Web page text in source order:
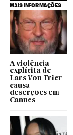
MAIS INFORMAÇÕES
A violência
explícita de
Lars Von Trier
causa
deserções em
Cannes